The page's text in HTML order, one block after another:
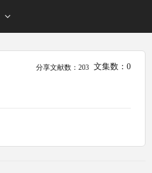
分享文献数：203 文集数：0